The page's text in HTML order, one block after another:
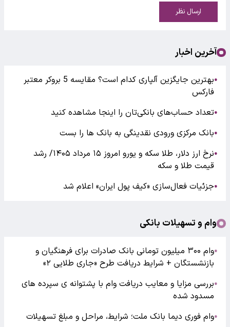
ارسال نظر
آخرین اخبار
●
بهترین جایگزین آلپاری کدام است؟ مقایسه 5 بروکر معتبر
فارکس
●تعداد حساب‌های بانکی‌تان را اینجا مشاهده کنید
●بانک مرکزی ورودی نقدینگی به بانک ها را بست
●
نرخ ارز دلار، طلا سکه و یورو امروز ۱۵ مرداد ۱۴۰۵/ رشد
قیمت طلا و سکه
●جزئیات فعال‌سازی «کیف پول ایران» اعلام شد
وام و تسهیلات بانکی
●
وام ۳۰۰ میلیون تومانی بانک صادرات برای فرهنگیان و
بازنشستگان + شرایط دریافت طرح «جاری طلایی ۲»
●بررسی مزایا و معایب دریافت وام با پشتوانه ی سپرده های
مسدود شده
●وام فوری دیما بانک ملت؛ شرایط، مراحل و مبلغ تسهیلات